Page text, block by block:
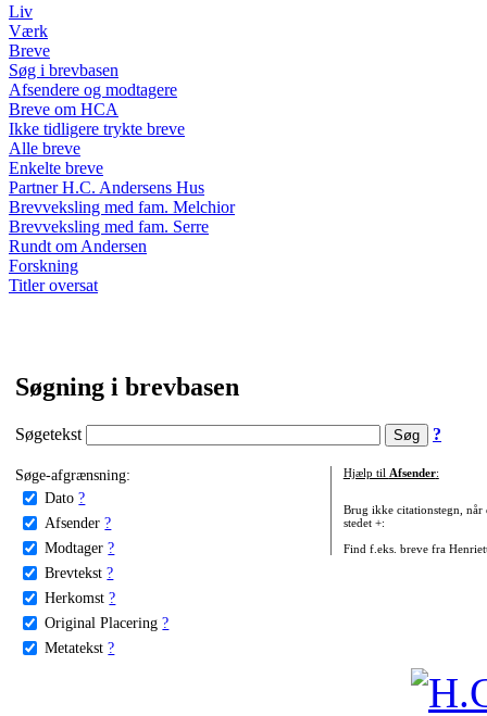
Liv
Værk
Breve
Søg i brevbasen
Afsendere og modtagere
Breve om HCA
Ikke tidligere trykte breve
Alle breve
Enkelte breve
Partner H.C. Andersens Hus
Brevveksling med fam. Melchior
Brevveksling med fam. Serre
Rundt om Andersen
Forskning
Titler oversat
Søgning i brevbasen
Søgetekst ?
Søge-afgrænsning:
Dato ?
Afsender ?
Modtager ?
Brevtekst ?
Herkomst ?
Original Placering ?
Metatekst ?
Hjælp til Afsender:
Brug ikke citationstegn, når
stedet +:
Find f.eks. breve fra